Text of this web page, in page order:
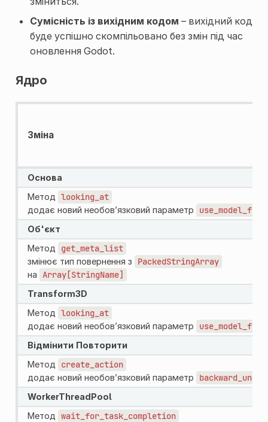
Сумісність із вихідним кодом – вихідний код
буде успішно скомпільовано без змін під час
оновлення Godot.
Ядро
Зміна
Основа
Метод looking_at
додає новий необов’язковий параметр
Об'єкт
Метод
get_meta_list
змінює тип повернення з PackedStringArray
на Array[StringName]
Transform3D
Метод looking_at
додає новий необов’язковий параметр
Відмінити Повторити
Метод
create_action
додає новий необов’язковий параметр
WorkerThreadPool
Метод wait_for_task_completion